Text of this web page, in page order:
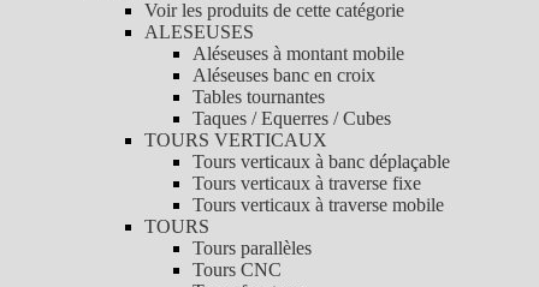
Voir les produits de cette catégorie
ALESEUSES
Aléseuses à montant mobile
Aléseuses banc en croix
Tables tournantes
Taques / Equerres / Cubes
TOURS VERTICAUX
Tours verticaux à banc déplaçable
Tours verticaux à traverse fixe
Tours verticaux à traverse mobile
TOURS
Tours parallèles
Tours CNC